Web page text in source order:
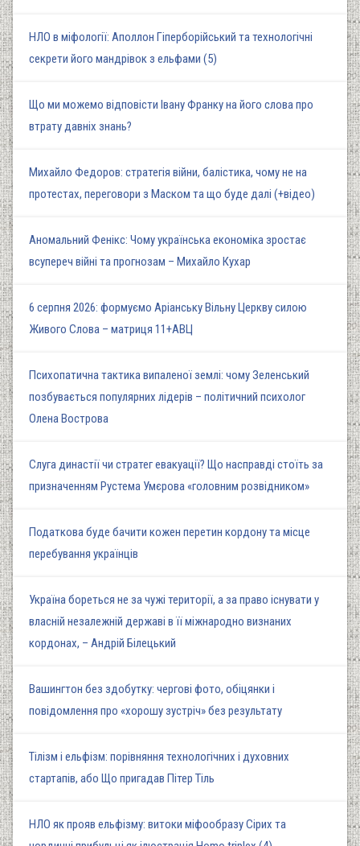
НЛО в міфології: Аполлон Гіперборійський та технологічні
секрети його мандрівок з ельфами (5)
Що ми можемо відповісти Івану Франку на його слова про
втрату давніх знань?
Михайло Федоров: стратегія війни, балістика, чому не на
протестах, переговори з Маском та що буде далі (+відео)
Аномальний Фенікс: Чому українська економіка зростає
всупереч війні та прогнозам – Михайло Кухар
6 серпня 2026: формуємо Аріанську Вільну Церкву силою
Живого Слова – матриця 11+АВЦ
Психопатична тактика випаленої землі: чому Зеленський
позбувається популярних лідерів – політичний психолог
Олена Вострова
Слуга династії чи стратег евакуації? Що насправді стоїть за
призначенням Рустема Умєрова «головним розвідником»
Податкова буде бачити кожен перетин кордону та місце
перебування українців
Україна бореться не за чужі території, а за право існувати у
власній незалежній державі в її міжнародно визнаних
кордонах, – Андрій Білецький
Вашингтон без здобутку: чергові фото, обіцянки і
повідомлення про «хорошу зустріч» без результату
Тілізм і ельфізм: порівняння технологічних і духовних
стартапів, або Що пригадав Пітер Тіль
НЛО як прояв ельфізму: витоки міфообразу Сірих та